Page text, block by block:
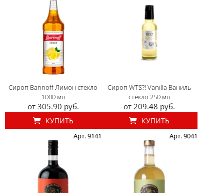
Сироп Barinoff Лимон стекло
1000 мл
от 305.90 руб.
КУПИТЬ
Сироп WTS?! Vanilla Ваниль
стекло 250 мл
от 209.48 руб.
КУПИТЬ
Арт. 9141 Арт. 9041